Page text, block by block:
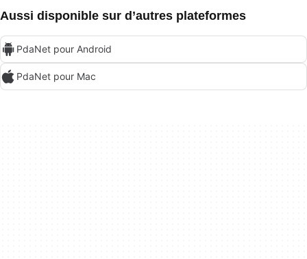
Aussi disponible sur d’autres plateformes
PdaNet pour Android
PdaNet pour Mac